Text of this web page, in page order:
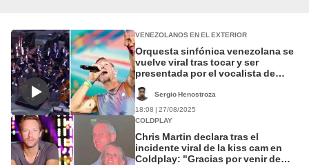
VENEZOLANOS EN EL EXTERIOR
Orquesta sinfónica venezolana se
vuelve viral tras tocar y ser
presentada por el vocalista de
Sergio Henostroza
18:08 | 27/08/2025
COLDPLAY
Chris Martin declara tras el
incidente viral de la kiss cam en
Coldplay: "Gracias por venir de